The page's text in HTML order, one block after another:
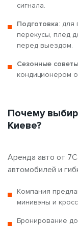
сигнала.
Подготовка: для
перекусы, плед
перед выездом.
Сезонные советы
кондиционером
Почему
Киеве?
Аренда авто от
автомобилей и
Компания
минивэны и
Бронирование